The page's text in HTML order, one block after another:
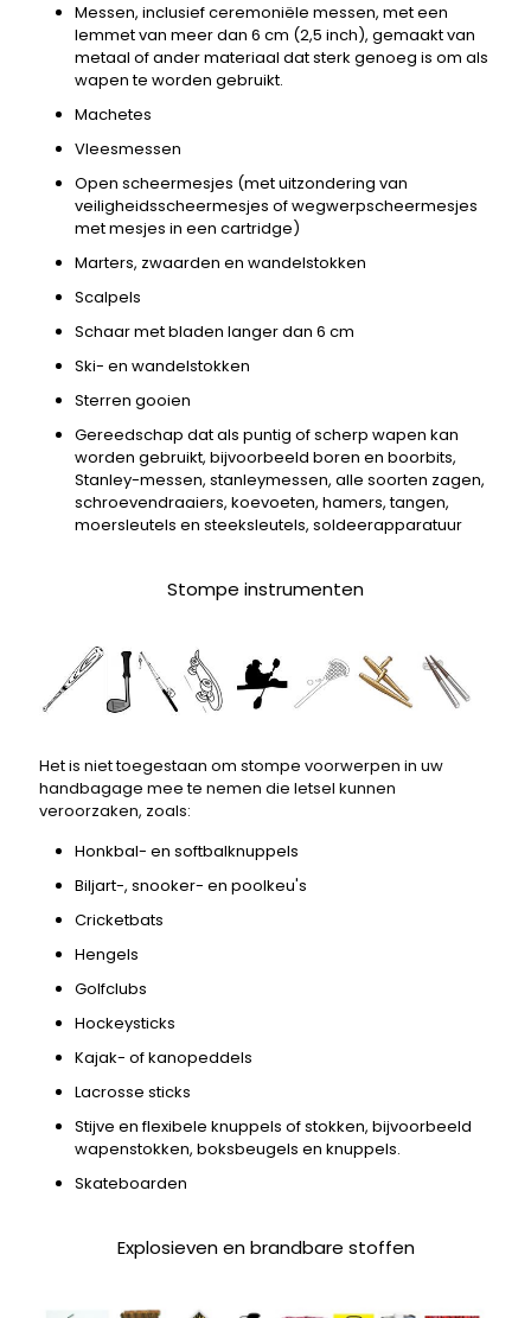
Messen, inclusief ceremoniële messen, met een
lemmet van meer dan 6 cm (2,5 inch), gemaakt van
metaal of ander materiaal dat sterk genoeg is om als
wapen te worden gebruikt.
Machetes
Vleesmessen
Open scheermesjes (met uitzondering van
veiligheidsscheermesjes of wegwerpscheermesjes
met mesjes in een cartridge)
Marters, zwaarden en wandelstokken
Scalpels
Schaar met bladen langer dan 6 cm
Ski- en wandelstokken
Sterren gooien
Gereedschap dat als puntig of scherp wapen kan
worden gebruikt, bijvoorbeeld boren en boorbits,
Stanley-messen, stanleymessen, alle soorten zagen,
schroevendraaiers, koevoeten, hamers, tangen,
moersleutels en steeksleutels, soldeerapparatuur
Stompe instrumenten
Het is niet toegestaan ​​om stompe voorwerpen in uw
handbagage mee te nemen die letsel kunnen
veroorzaken, zoals:
Honkbal- en softbalknuppels
Biljart-, snooker- en poolkeu's
Cricketbats
Hengels
Golfclubs
Hockeysticks
Kajak- of kanopeddels
Lacrosse sticks
Stijve en flexibele knuppels of stokken, bijvoorbeeld
wapenstokken, boksbeugels en knuppels.
Skateboarden
Explosieven en brandbare stoffen